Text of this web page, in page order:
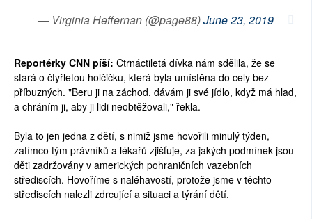
— Virginia Heffernan (@page88)June 23, 2019
Reportérky CNN píší: Čtrnáctiletá dívka nám sdělila, že se
stará o čtyřletou holčičku, která byla umístěna do cely bez
příbuzných. "Beru ji na záchod, dávám ji své jídlo, když má hlad,
a chráním ji, aby ji lidi neobtěžovali," řekla.
Byla to jen jedna z dětí, s nimiž jsme hovořili minulý týden,
zatímco tým právníků a lékařů zjišťuje, za jakých podmínek jsou
děti zadržovány v amerických pohraničních vazebních
střediscích. Hovoříme s naléhavostí, protože jsme v těchto
střediscích nalezli zdrcující a situaci a týrání dětí.